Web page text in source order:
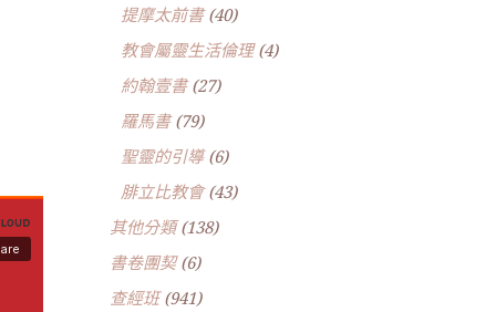
提摩太前書(40)
教會屬靈生活倫理(4)
約翰壹書(27)
羅馬書(79)
聖靈的引導(6)
腓立比教會(43)
其他分類(138)
書卷團契(6)
查經班(941)